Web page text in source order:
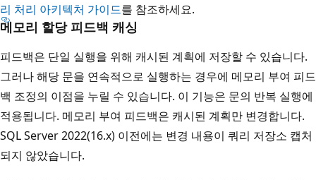
리 처리 아키텍처 가이드를 참조하세요.
메모리 할당 피드백 캐싱
피드백은 단일 실행을 위해 캐시된 계획에 저장할 수 있습니다.
그러나 해당 문을 연속적으로 실행하는 경우에 메모리 부여 피드
백 조정의 이점을 누릴 수 있습니다. 이 기능은 문의 반복 실행에
적용됩니다. 메모리 부여 피드백은 캐시된 계획만 변경합니다.
SQL Server 2022(16.x) 이전에는 변경 내용이 쿼리 저장소 캡처
되지 않았습니다.